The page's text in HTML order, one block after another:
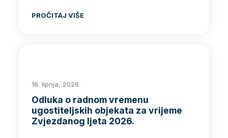
PROČITAJ VIŠE
16. lipnja, 2026.
Odluka o radnom vremenu
ugostiteljskih objekata za vrijeme
Zvjezdanog ljeta 2026.